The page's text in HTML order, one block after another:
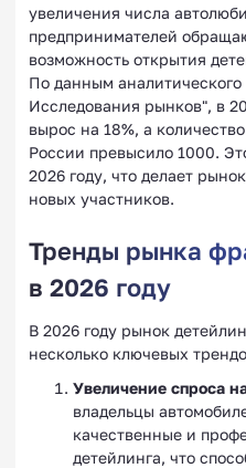
увеличения числа
предпринимателей
возможность открытия
По данным аналитического
Исследования рынков", в
вырос на 18%, а
России превысило 1000.
2026 году, что делает
новых участников.
Тренды рынка
в 2026 году
В 2026 году рынок
несколько ключевых
Увеличение спроса
владельцы
качественные и
детейлинга, что